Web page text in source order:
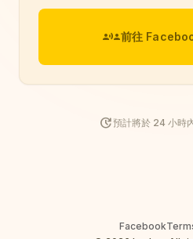
communication前往
update預計將於 24 小時
Facebook